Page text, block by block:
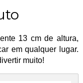
13 cm de altura,
em qualquer lugar.
muito!